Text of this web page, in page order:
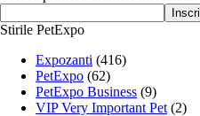
Stirile PetExpo
Expozanti (416)
PetExpo (62)
PetExpo Business (9)
VIP Very Important Pet (2)